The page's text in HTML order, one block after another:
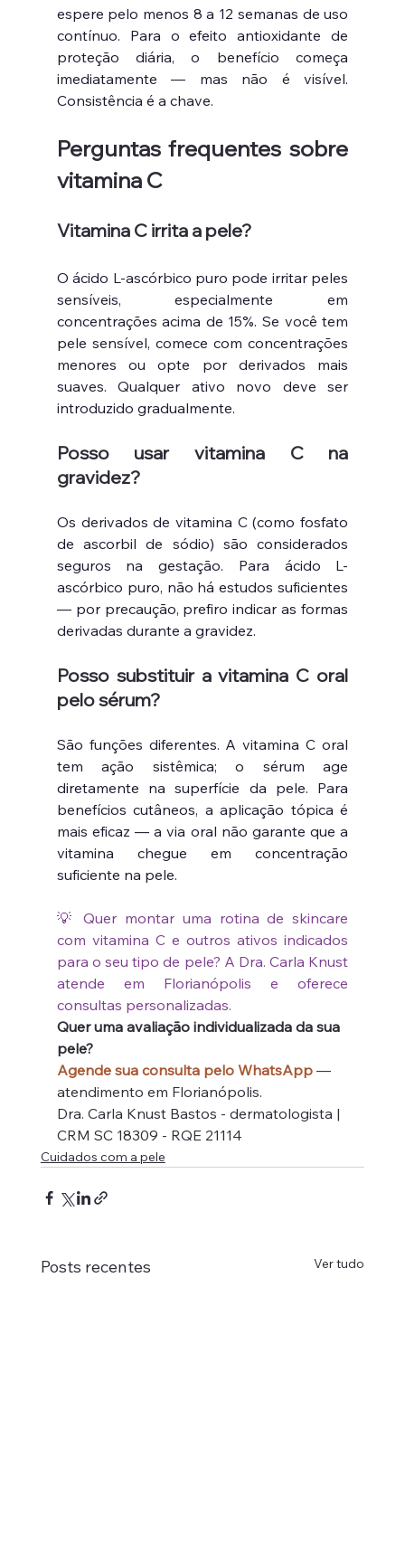
espere pelo menos 8 a 12 semanas de uso
contínuo. Para o efeito antioxidante de
proteção diária, o benefício começa
imediatamente — mas não é visível.
Consistência é a chave.
Perguntas frequentes sobre
vitamina C
Vitamina C irrita a pele?
O ácido L-ascórbico puro pode irritar peles
sensíveis, especialmente em
concentrações acima de 15%. Se você tem
pele sensível, comece com concentrações
menores ou opte por derivados mais
suaves. Qualquer ativo novo deve ser
introduzido gradualmente.
Posso usar vitamina C na
gravidez?
Os derivados de vitamina C (como fosfato
de ascorbil de sódio) são considerados
seguros na gestação. Para ácido L-
ascórbico puro, não há estudos suficientes
— por precaução, prefiro indicar as formas
derivadas durante a gravidez.
Posso substituir a vitamina C oral
pelo sérum?
São funções diferentes. A vitamina C oral
tem ação sistêmica; o sérum age
diretamente na superfície da pele. Para
benefícios cutâneos, a aplicação tópica é
mais eficaz — a via oral não garante que a
vitamina chegue em concentração
suficiente na pele.
💡 Quer montar uma rotina de skincare
com vitamina C e outros ativos indicados
para o seu tipo de pele? A Dra. Carla Knust
atende em Florianópolis e oferece
consultas personalizadas.
Quer uma avaliação individualizada da sua
pele?
Agende sua consulta pelo WhatsApp —
atendimento em Florianópolis.
Dra. Carla Knust Bastos - dermatologista |
CRM SC 18309 - RQE 21114
Cuidados com a pele
Posts recentes Ver tudo